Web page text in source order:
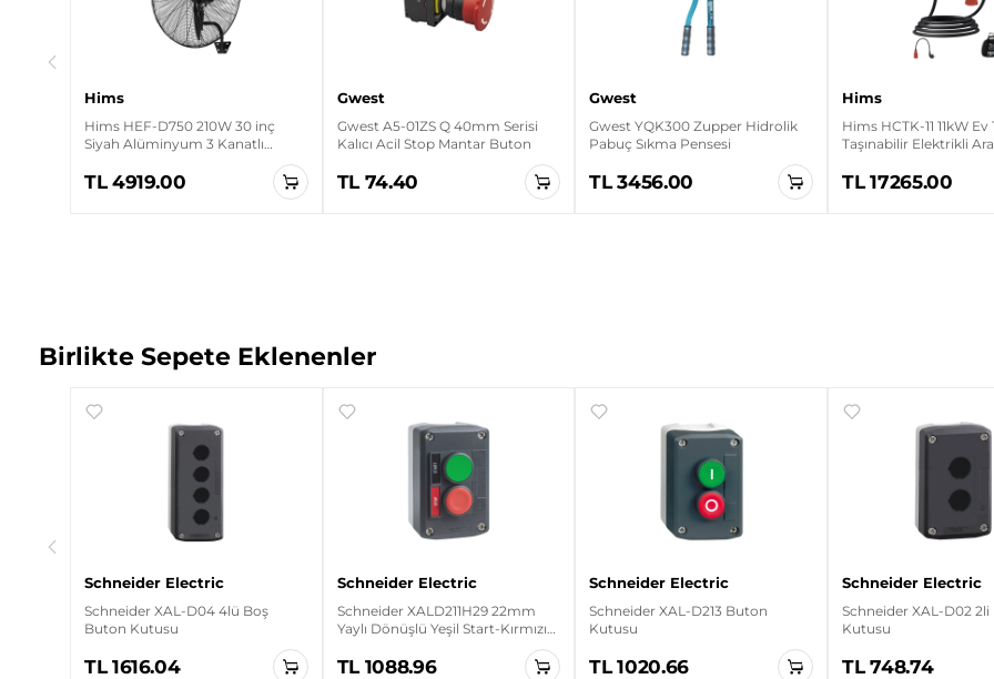
Hims
Hims HEF-D750 210W 30 inç
Siyah Alüminyum 3 Kanatlı
TL 4919.00
Gwest
Gwest A5-01ZS Q 40mm Serisi
Kalıcı Acil Stop Mantar Buton
TL 74.40
Gwest
Gwest YQK300 Zupper Hidrolik
Pabuç Sıkma Pensesi
TL 3456.00
Hims
Hims HCTK-11 11kW Ev
Taşınabilir Elektrikli
TL 17265.00
Birlikte Sepete Eklenenler
Schneider Electric
Schneider XAL-D04 4lü Boş
Buton Kutusu
TL 1616.04
Schneider Electric
Schneider XALD211H29 22mm
Yaylı Dönüşlü Yeşil Start-Kırmızı
Kutusu
TL 1088.96
Schneider Electric
Schneider XAL-D213 Buton
Kutusu
TL 1020.66
Schneider Electric
Schneider XAL-D02
Kutusu
TL 748.74